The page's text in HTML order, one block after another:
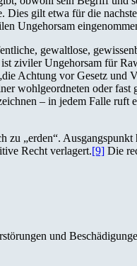
gilt etwa für die
Ungehorsam
gewaltlose,
ziviler Ungehorsam für
Achtung vor Gesetz und
wohlgeordneten oder fast
– in jedem Falle ruft
„erden“.
Recht verlagert.[9] Die
und